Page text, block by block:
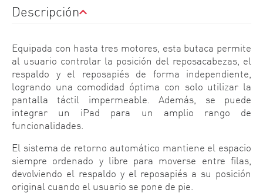
Descripción
Equipada con hasta tres motores, esta butaca permite
al usuario controlar la posición del reposacabezas, el
respaldo y el reposapiés de forma independiente,
logrando una comodidad óptima con solo utilizar la
pantalla táctil impermeable. Además, se puede
integrar un iPad para un amplio rango de
funcionalidades.
El sistema de retorno automático mantiene el espacio
siempre ordenado y libre para moverse entre filas,
devolviendo el respaldo y el reposapiés a su posición
original cuando el usuario se pone de pie.